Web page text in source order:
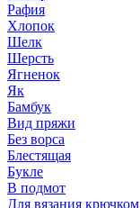
Рафия
Хлопок
Шелк
Шерсть
Ягненок
Як
Бамбук
Вид пряжи
Без ворса
Блестящая
Букле
В подмот
Для вязания крючком